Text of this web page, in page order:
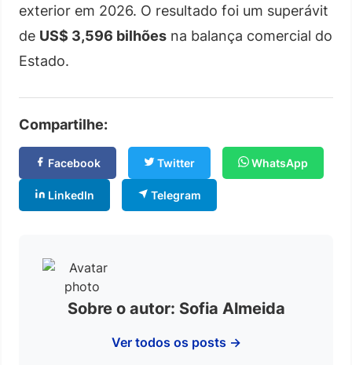
exterior em 2026. O resultado foi um superávit
de US$ 3,596 bilhões na balança comercial do
Estado.
Compartilhe:
Facebook Twitter WhatsApp
LinkedIn Telegram
Sobre o autor: Sofia Almeida
Ver todos os posts →